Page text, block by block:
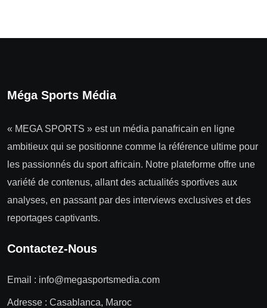
Méga Sports Média
« MEGA SPORTS » est un média panafricain en ligne
ambitieux qui se positionne comme la référence ultime pour
les passionnés du sport africain. Notre plateforme offre une
variété de contenus, allant des actualités sportives aux
analyses, en passant par des interviews exclusives et des
reportages captivants.
Contactez-Nous
Email : info@megasportsmedia.com
Adresse : Casablanca, Maroc